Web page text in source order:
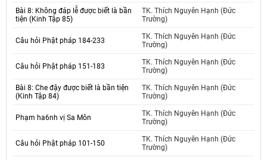
Bài 8: Không đáp lễ được biết là bần
tiện (Kinh Tập 85)
TK. Thích Nguyên Hạnh (Đức
Trường)
Câu hỏi Phật pháp 184-233
TK. Thích Nguyên Hạnh (Đức
Trường)
Câu hỏi Phật pháp 151-183
TK. Thích Nguyên Hạnh (Đức
Trường)
Bài 8: Che đậy được biết là bần tiện
(Kinh Tập 84)
TK. Thích Nguyên Hạnh (Đức
Trường)
Phạm ha6nh vị Sa Môn
TK. Thích Nguyên Hạnh (Đức
Trường)
Câu hỏi Phật pháp 101-150
TK. Thích Nguyên Hạnh (Đức
Trường)